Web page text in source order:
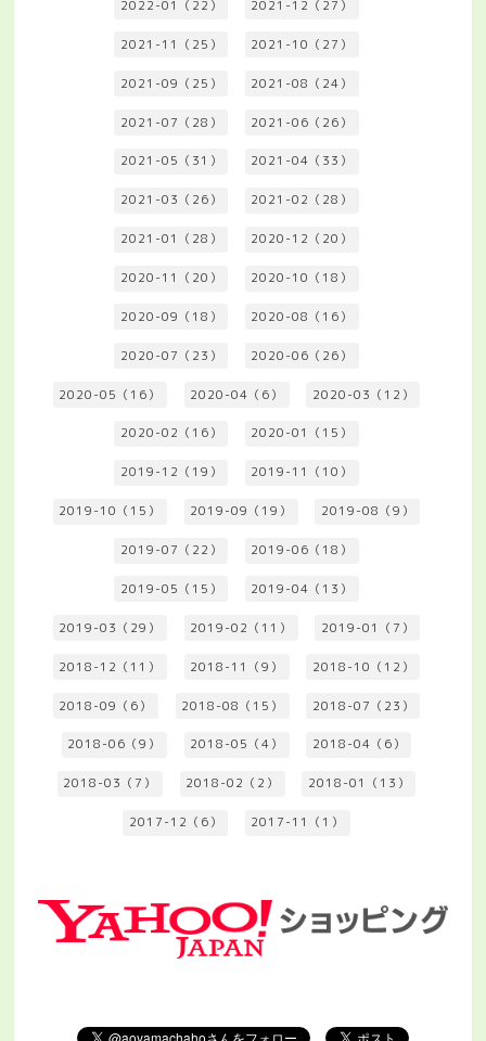
2022-01（22） 2021-12（27）
2021-11（25） 2021-10（27）
2021-09（25） 2021-08（24）
2021-07（28） 2021-06（26）
2021-05（31） 2021-04（33）
2021-03（26） 2021-02（28）
2021-01（28） 2020-12（20）
2020-11（20） 2020-10（18）
2020-09（18） 2020-08（16）
2020-07（23） 2020-06（26）
2020-05（16） 2020-04（6） 2020-03（12）
2020-02（16） 2020-01（15）
2019-12（19） 2019-11（10）
2019-10（15） 2019-09（19） 2019-08（9）
2019-07（22） 2019-06（18）
2019-05（15） 2019-04（13）
2019-03（29） 2019-02（11） 2019-01（7）
2018-12（11） 2018-11（9） 2018-10（12）
2018-09（6） 2018-08（15） 2018-07（23）
2018-06（9） 2018-05（4） 2018-04（6）
2018-03（7） 2018-02（2） 2018-01（13）
2017-12（6） 2017-11（1）